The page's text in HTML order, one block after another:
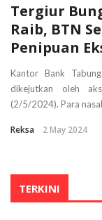
Tergiur
Raib, BTN
Penipuan
Kantor Bank
dikejutkan oleh
(2/5/2024). Para
Reksa 2 May 2024
TERKINI